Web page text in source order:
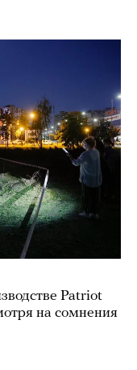
Patriot
на сомнения